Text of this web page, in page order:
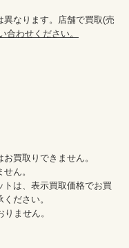
なります。店舗で買取(売
合わせください。
買取りできません。
ん。
トは、表示買取価格でお買
ださい。
ません。